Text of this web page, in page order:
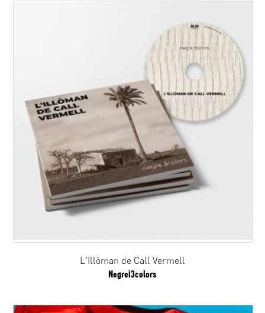
L'Illòman de Call Vermell
Negrei3colors